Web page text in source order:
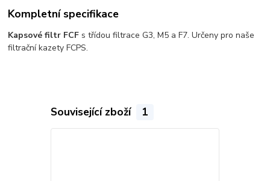
Kompletní specifikace
Kapsové filtr FCF s třídou filtrace G3, M5 a F7. Určeny pro naše
filtrační kazety FCPS.
Související zboží 1